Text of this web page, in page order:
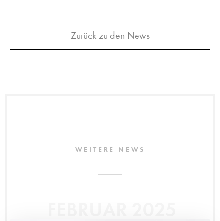
Zurück zu den News
WEITERE NEWS